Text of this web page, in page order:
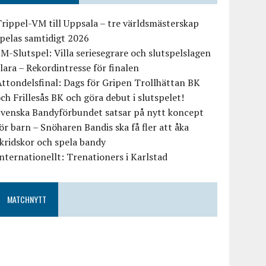
VM till Uppsala – tre världsmästerskap
samtidigt 2026
Slutspel: Villa seriesegrare och slutspelslagen
– Rekordintresse för finalen
Dags för Gripen Trollhättan BK
Frillesås BK och göra debut i slutspelet!
Bandyförbundet satsar på nytt koncept
barn – Snöharen Bandis ska få fler att åka
och spela bandy
Trenationers i Karlstad
MATCHNYTT